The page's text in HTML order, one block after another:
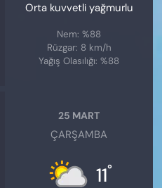
Orta kuvvetli yağmurlu
Nem: %88
Rüzgar: 8 km/h
Yağış Olasılığı: %88
25 MART
ÇARŞAMBA
11°